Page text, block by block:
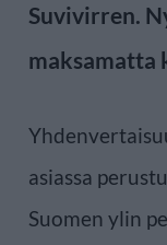
Suvivirren.
maksamatta
asiassa
Suomen ylin